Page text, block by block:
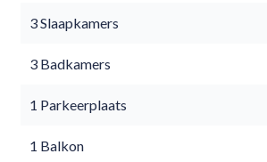
3 Slaapkamers
3 Badkamers
1 Parkeerplaats
1 Balkon